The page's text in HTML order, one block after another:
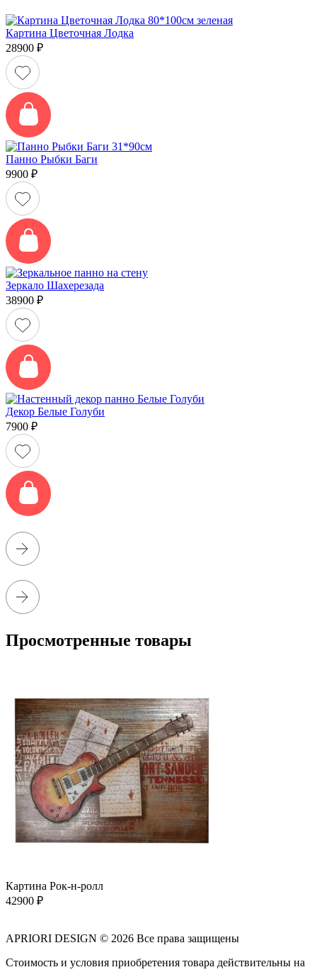
Картина Цветочная Лодка
28900 ₽
Панно Рыбки Баги
9900 ₽
Зеркало Шахерезада
38900 ₽
Декор Белые Голуби
7900 ₽
Просмотренные товары
Картина Рок-н-ролл
42900 ₽
APRIORI DESIGN © 2026 Все права защищены
Cтоимость и условия приобретения товара действительны на